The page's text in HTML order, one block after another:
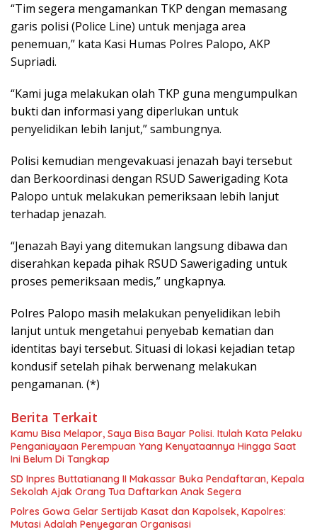
“Tim segera mengamankan TKP dengan memasang
garis polisi (Police Line) untuk menjaga area
penemuan,” kata Kasi Humas Polres Palopo, AKP
Supriadi.
“Kami juga melakukan olah TKP guna mengumpulkan
bukti dan informasi yang diperlukan untuk
penyelidikan lebih lanjut,” sambungnya.
Polisi kemudian mengevakuasi jenazah bayi tersebut
dan Berkoordinasi dengan RSUD Sawerigading Kota
Palopo untuk melakukan pemeriksaan lebih lanjut
terhadap jenazah.
“Jenazah Bayi yang ditemukan langsung dibawa dan
diserahkan kepada pihak RSUD Sawerigading untuk
proses pemeriksaan medis,” ungkapnya.
Polres Palopo masih melakukan penyelidikan lebih
lanjut untuk mengetahui penyebab kematian dan
identitas bayi tersebut. Situasi di lokasi kejadian tetap
kondusif setelah pihak berwenang melakukan
pengamanan. (*)
Berita Terkait
Kamu Bisa Melapor, Saya Bisa Bayar Polisi. Itulah Kata Pelaku
Penganiayaan Perempuan Yang Kenyataannya Hingga Saat
Ini Belum Di Tangkap
SD Inpres Buttatianang II Makassar Buka Pendaftaran, Kepala
Sekolah Ajak Orang Tua Daftarkan Anak Segera
Polres Gowa Gelar Sertijab Kasat dan Kapolsek, Kapolres:
Mutasi Adalah Penyegaran Organisasi